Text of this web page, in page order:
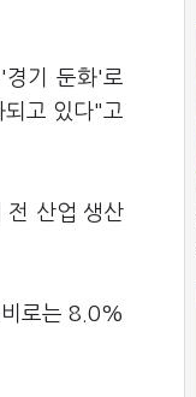
경기 둔화'로
되고 있다"고
전 산업 생산
로는 8.0%